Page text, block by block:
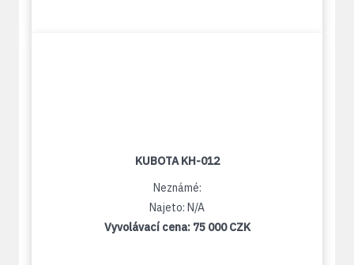
KUBOTA KH-012
Neznámé:
Najeto: N/A
Vyvolávací cena: 75 000 CZK